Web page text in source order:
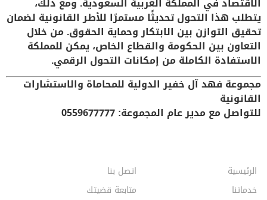
يتطلب هذا التحول تحديثًا مستمرًا للأطر القانونية لضمان
تحقيق التوازن بين الابتكار وحماية الحقوق. من خلال
التعاون بين الحكومة والقطاع الخاص، يمكن للمملكة
الاستفادة الكاملة من إمكانات التحول الرقمي.
مجموعة فهد آل خفير الدولية للمحاماة والاستشارات
القانونية
للتواصل مع مدير عام المجموعة: 0559677777
الرئيسية
خدماتنا
اتصل بنا
متابعة قضيتك